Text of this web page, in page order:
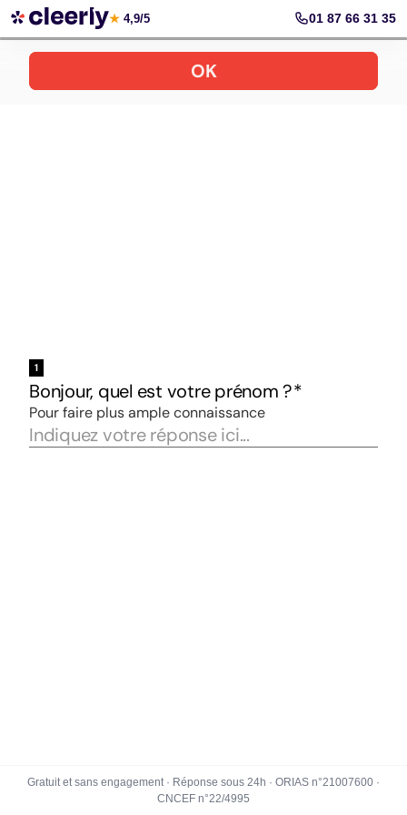
Votre simulation gratuite et personnalisée
★ 4,9/5 01 87 66 31 35
Gratuit et sans engagement · Réponse sous 24h · ORIAS n°21007600 ·
CNCEF n°22/4995